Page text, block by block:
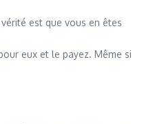
est que vous en êtes
eux et le payez. Même si